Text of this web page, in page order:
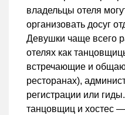
владельцы отеля
организовать досуг
Девушки чаще всего
отелях как
встречающие и
ресторанах),
регистрации или
танцовщиц и хостес